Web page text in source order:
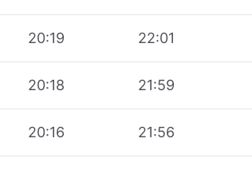
20:19 22:01
20:18 21:59
20:16 21:56